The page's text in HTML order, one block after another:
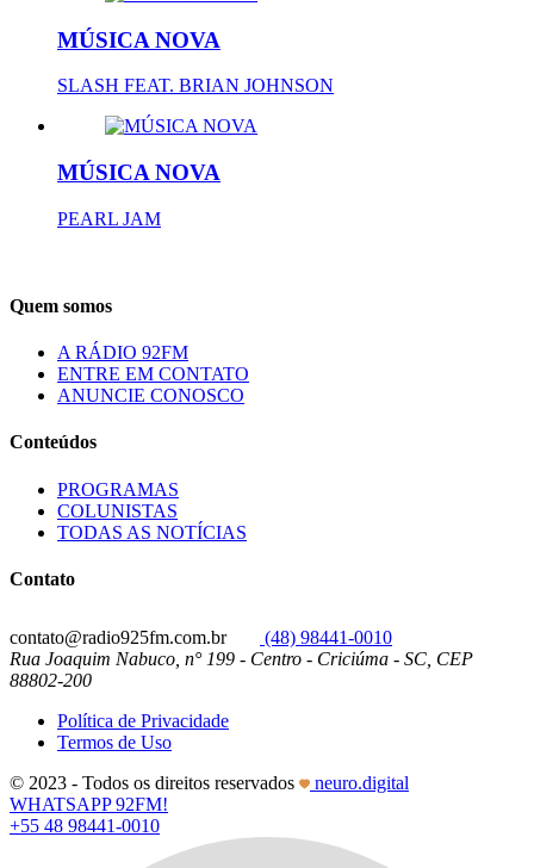
MÚSICA NOVA
SLASH FEAT. BRIAN JOHNSON
MÚSICA NOVA
PEARL JAM
Quem somos
A RÁDIO 92FM
ENTRE EM CONTATO
ANUNCIE CONOSCO
Conteúdos
PROGRAMAS
COLUNISTAS
TODAS AS NOTÍCIAS
Contato
contato@radio925fm.com.br
(48) 98441-0010
Rua Joaquim Nabuco, n° 199 - Centro - Criciúma - SC, CEP
88802-200
Política de Privacidade
Termos de Uso
© 2023 - Todos os direitos reservados
neuro.digital
WHATSAPP 92FM!
+55 48 98441-0010